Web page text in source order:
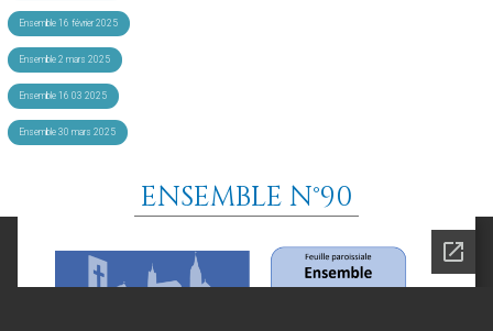
Ensemble 16 février 2025
Ensemble 2 mars 2025
Ensemble 16 03 2025
Ensemble 30 mars 2025
ENSEMBLE N°90